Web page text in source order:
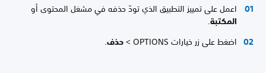
اعمل على تمييز التطبيق الذي تودّ حذفه في مشغل المحتوى أو
المكتبة.
اضغط على زر خيارات OPTIONS >
حذف.